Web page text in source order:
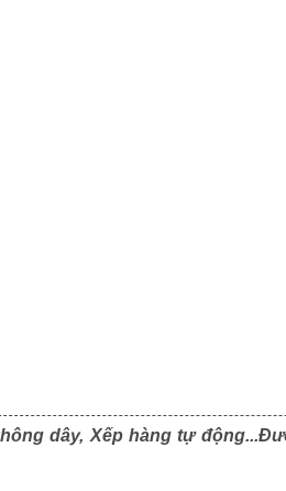
dây, Xếp hàng tự